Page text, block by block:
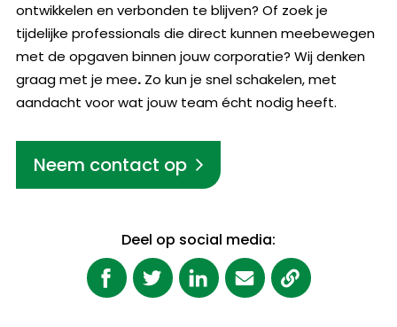
ontwikkelen en verbonden te blijven? Of zoek je
tijdelijke professionals die direct kunnen meebewegen
met de opgaven binnen jouw corporatie? Wij denken
graag met je mee. Zo kun je snel schakelen, met
aandacht voor wat jouw team écht nodig heeft.
Neem contact op
Deel op social media: